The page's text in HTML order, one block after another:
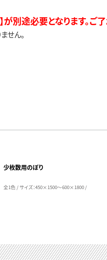
途必要となります。ご了
せん。
少枚数用のぼり
全1色 / サイズ：450×1500～600×1800 /